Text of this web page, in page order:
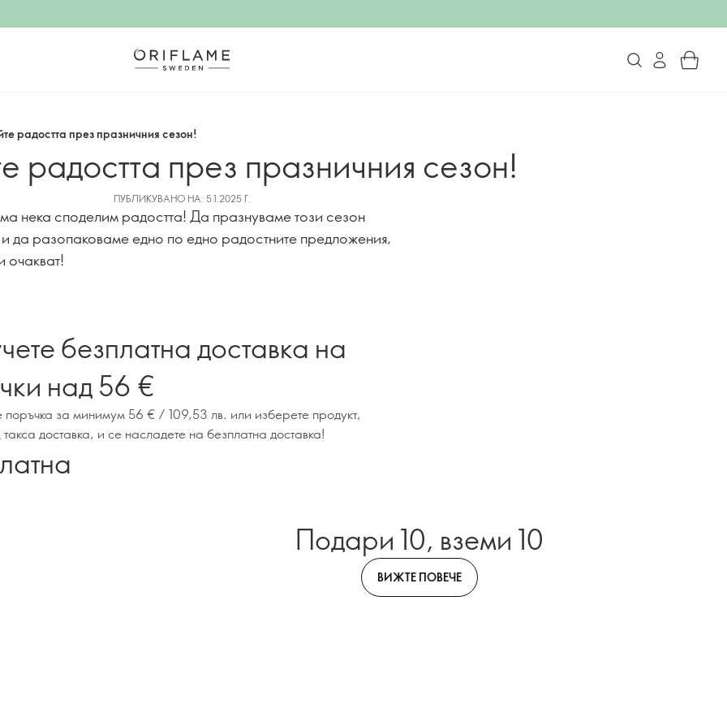
радостта през празничния сезон!
радостта през празничния сезон!
ПУБЛИКУВАНО НА: 5.1.2025 Г.
нека споделим радостта! Да празнуваме този сезон
да разопаковаме едно по едно радостните предложения,
очакват!
безплатна доставка на
над 56 €
поръчка за минимум 56 € / 109,53 лв. или изберете продукт,
доставка, и се насладете на безплатна доставка!
Подари 10, вземи 10
ВИЖТЕ ПОВЕЧЕ